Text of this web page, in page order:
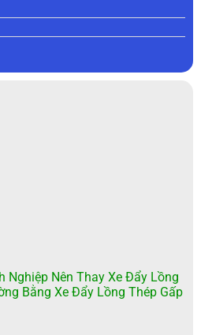
Nghiệp Nên Thay Xe Đẩy Lồng
Bằng Xe Đẩy Lồng Thép Gấp